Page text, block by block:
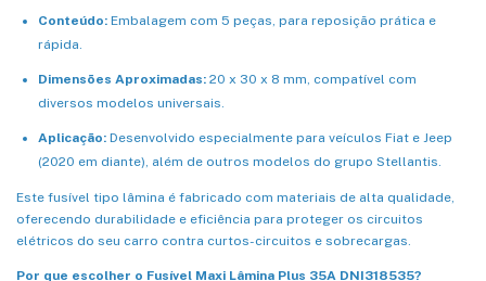
Conteúdo: Embalagem com 5 peças, para reposição prática e
rápida.
Dimensões Aproximadas: 20 x 30 x 8 mm, compatível com
diversos modelos universais.
Aplicação: Desenvolvido especialmente para veículos Fiat e Jeep
(2020 em diante), além de outros modelos do grupo Stellantis.
Este fusível tipo lâmina é fabricado com materiais de alta qualidade,
oferecendo durabilidade e eficiência para proteger os circuitos
elétricos do seu carro contra curtos-circuitos e sobrecargas.
Por que escolher o Fusível Maxi Lâmina Plus 35A DNI318535?